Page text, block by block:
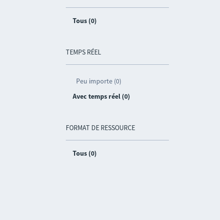
Tous (0)
TEMPS RÉEL
Peu importe (0)
Avec temps réel (0)
FORMAT DE RESSOURCE
Tous (0)